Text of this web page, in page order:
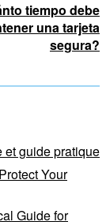
tiempo debe
una tarjeta
segura?
et guide pratique
Your
Guide for